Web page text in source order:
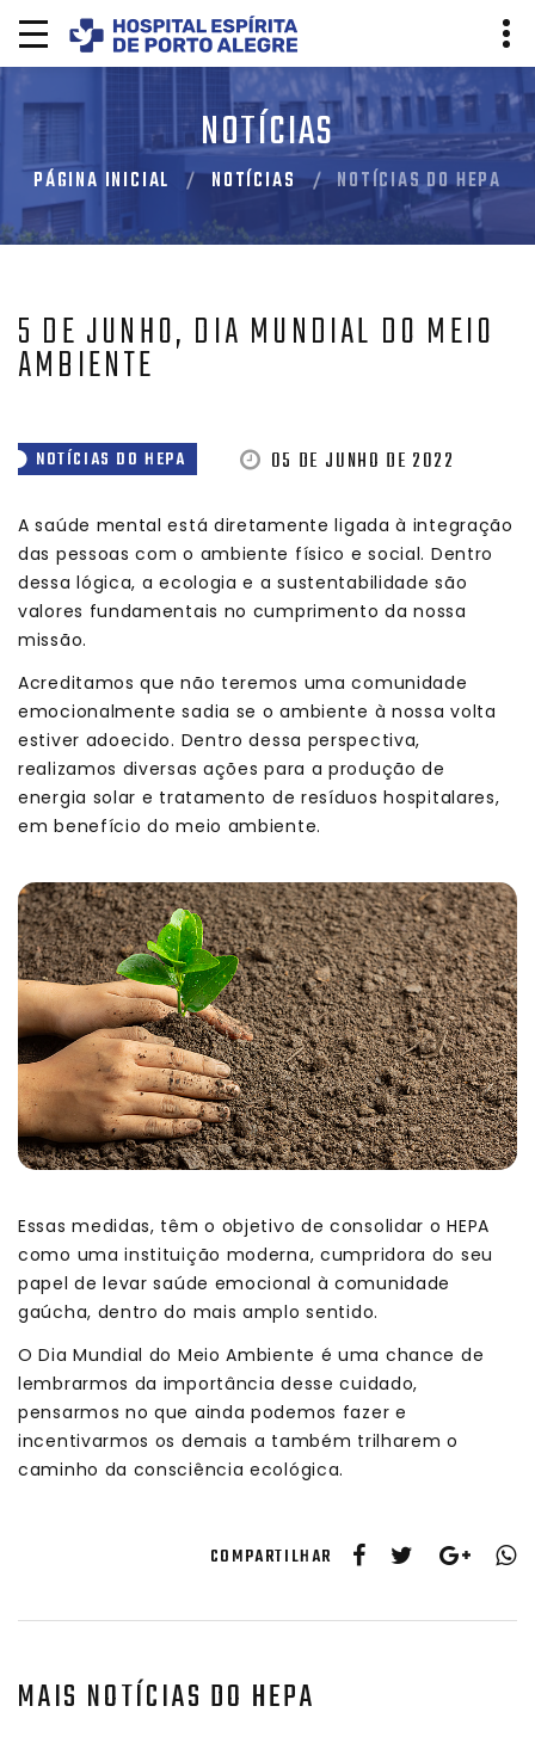
NOTÍCIAS
PÁGINA INICIAL NOTÍCIAS NOTÍCIAS DO HEPA
5 DE JUNHO, DIA MUNDIAL DO MEIO
AMBIENTE
NOTÍCIAS DO HEPA 05 DE JUNHO DE 2022
A saúde mental está diretamente ligada à integração
das pessoas com o ambiente físico e social. Dentro
dessa lógica, a ecologia e a sustentabilidade são
valores fundamentais no cumprimento da nossa
missão.
Acreditamos que não teremos uma comunidade
emocionalmente sadia se o ambiente à nossa volta
estiver adoecido. Dentro dessa perspectiva,
realizamos diversas ações para a produção de
energia solar e tratamento de resíduos hospitalares,
em benefício do meio ambiente.
Essas medidas, têm o objetivo de consolidar o HEPA
como uma instituição moderna, cumpridora do seu
papel de levar saúde emocional à comunidade
gaúcha, dentro do mais amplo sentido.
O Dia Mundial do Meio Ambiente é uma chance de
lembrarmos da importância desse cuidado,
pensarmos no que ainda podemos fazer e
incentivarmos os demais a também trilharem o
caminho da consciência ecológica.
COMPARTILHAR
MAIS NOTÍCIAS DO HEPA